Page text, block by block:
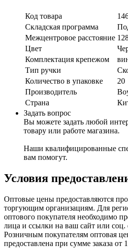
Код товара
Складская программа
Межцентровое расстояние
Цвет
Комплектация крепежом
Тип ручки
Количество в упаковке
20
Производитель
Страна
Задать вопрос
Вы можете задать любой
товару или работе магазина.
Наши квалифицированные
вам помогут.
Условия
Оптовые цены предоставляются
торгующим организациям. Для
оптового покупателя необходимо
лица и ссылки на ваш сайт или соц.
Розничным покупателям оптовая
предоставлена при сумме заказа от